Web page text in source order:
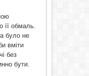
її обмаль.
було не
вміти
без
бути.